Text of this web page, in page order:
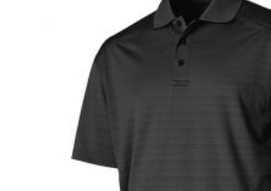
ניתן
בעמוד
המוצר